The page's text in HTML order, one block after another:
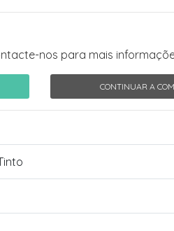
nos para mais
CONTINUAR A